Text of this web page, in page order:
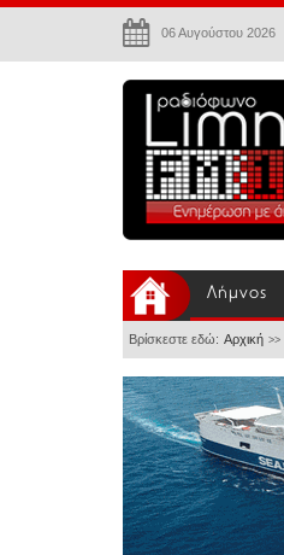
06 Αυγούστου 2026
Λήμνος
Βρίσκεστε εδώ: Αρχική >>